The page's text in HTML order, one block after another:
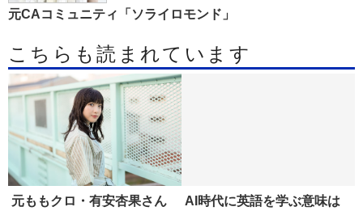
元CAコミュニティ「ソライロモンド」
こちらも読まれています
元ももクロ・有安杏果さん
AI時代に英語を学ぶ意味は